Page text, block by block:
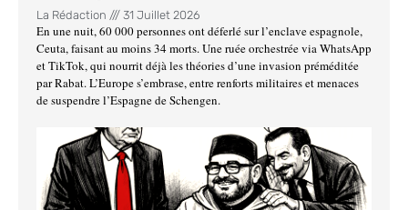
La Rédaction 31 Juillet 2026
En une nuit, 60 000 personnes ont déferlé sur l’enclave espagnole,
Ceuta, faisant au moins 34 morts. Une ruée orchestrée via WhatsApp
et TikTok, qui nourrit déjà les théories d’une invasion préméditée
par Rabat. L’Europe s’embrase, entre renforts militaires et menaces
de suspendre l’Espagne de Schengen.